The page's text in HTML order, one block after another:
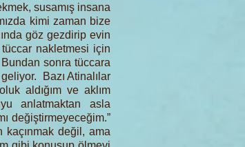
susamış insana
kimi zaman bize
göz gezdirip evin
tüccar nakletmesi için
sonra tüccara
Bazı Atinalılar
aldığım ve aklım
anlatmaktan asla
değiştirmeyeceğim.”
kaçınmak değil, ama